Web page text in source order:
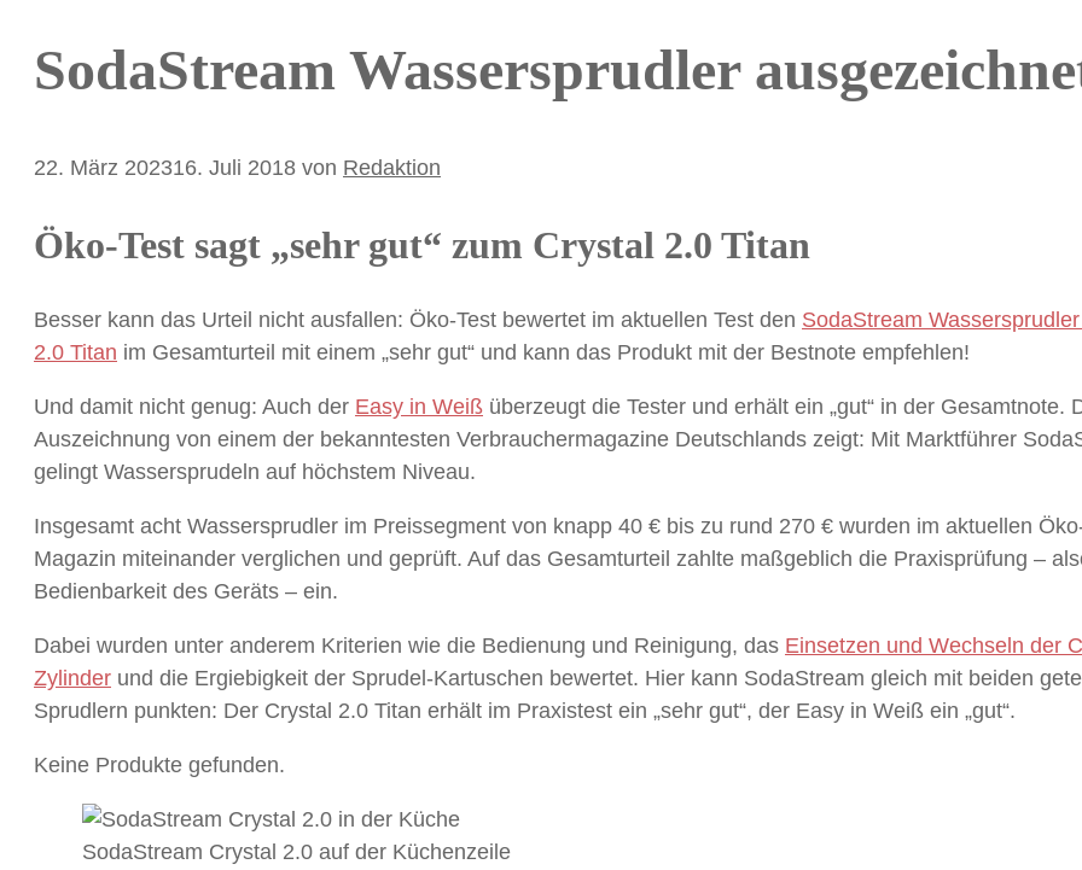
SodaStream Wassersprudler
22. März 202316. Juli 2018 von Redaktion
Öko-Test sagt „sehr gut“ zum Crystal 2.0 Titan
Besser kann das Urteil nicht ausfallen: Öko-Test bewertet im aktuellen Test den SodaStream Wassersprudler
2.0 Titan im Gesamturteil mit einem „sehr gut“ und kann das Produkt mit der Bestnote empfehlen!
Und damit nicht genug: Auch der Easy in Weiß überzeugt die Tester und erhält ein „gut“ in der Gesamtnote.
Auszeichnung von einem der bekanntesten Verbrauchermagazine Deutschlands zeigt: Mit Marktführer
gelingt Wassersprudeln auf höchstem Niveau.
Insgesamt acht Wassersprudler im Preissegment von knapp 40 € bis zu rund 270 € wurden im aktuellen
Magazin miteinander verglichen und geprüft. Auf das Gesamturteil zahlte maßgeblich die Praxisprüfung –
Bedienbarkeit des Geräts – ein.
Dabei wurden unter anderem Kriterien wie die Bedienung und Reinigung, das Einsetzen und Wechseln der
Zylinder und die Ergiebigkeit der Sprudel-Kartuschen bewertet. Hier kann SodaStream gleich mit beiden
Sprudlern punkten: Der Crystal 2.0 Titan erhält im Praxistest ein „sehr gut“, der Easy in Weiß ein „gut“.
Keine Produkte gefunden.
SodaStream Crystal 2.0 auf der Küchenzeile